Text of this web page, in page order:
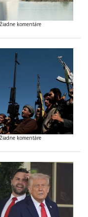
Žiadne komentáre
Žiadne komentáre